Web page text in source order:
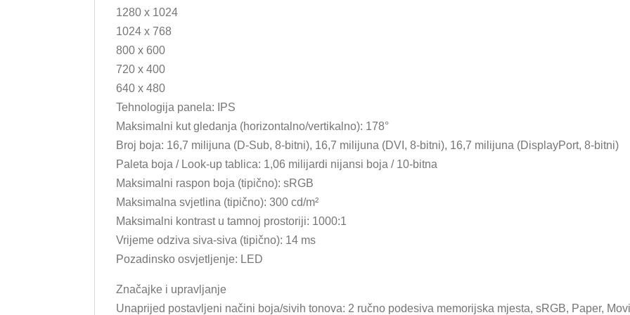
1280 x 1024
1024 x 768
800 x 600
720 x 400
640 x 480
Tehnologija panela: IPS
Maksimalni kut gledanja (horizontalno/vertikalno): 178°
Broj boja: 16,7 milijuna (D-Sub, 8-bitni), 16,7 milijuna (DVI, 8-bitni), 16,7 milijuna (DisplayPort, 8-bitni)
Paleta boja / Look-up tablica: 1,06 milijardi nijansi boja / 10-bitna
Maksimalni raspon boja (tipično): sRGB
Maksimalna svjetlina (tipično): 300 cd/m²
Maksimalni kontrast u tamnoj prostoriji: 1000:1
Vrijeme odziva siva-siva (tipično): 14 ms
Pozadinsko osvjetljenje: LED
Značajke i upravljanje
Unaprijed postavljeni načini boja/sivih tonova: 2 ručno podesiva memorijska mjesta, sRGB, Paper,